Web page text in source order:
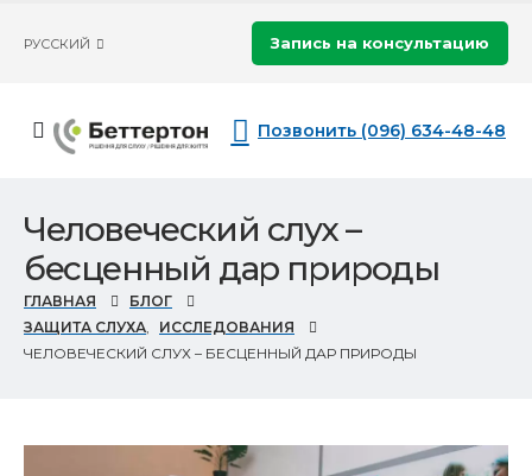
РУССКИЙ Запись на консультацию
Позвонить (096) 634-48-48
Человеческий слух –
бесценный дар природы
ГЛАВНАЯ
БЛОГ
ЗАЩИТА СЛУХА,
ИССЛЕДОВАНИЯ
ЧЕЛОВЕЧЕСКИЙ СЛУХ – БЕСЦЕННЫЙ ДАР ПРИРОДЫ